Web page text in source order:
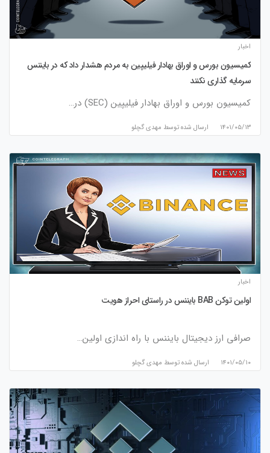
اخبار
کمیسیون بورس و اوراق بهادار فیلیپین به مردم هشدار داد که در بایننس
سرمایه گذاری نکنند
کمیسیون بورس و اوراق بهادار فیلیپین (SEC) در…
۱۴۰۱/۰۵/۱۳ ارسال شده توسط مهدی گچلو
اخبار
اولین توکن BAB بایننس در راستای احراز هویت
صرافی ارز دیجیتال بایننس با راه اندازی اولین…
۱۴۰۱/۰۵/۱۰ ارسال شده توسط مهدی گچلو